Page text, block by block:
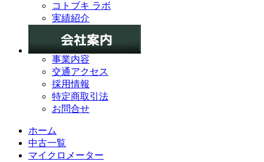
コトブキ ラボ
実績紹介
事業内容
交通アクセス
採用情報
特定商取引法
お問合せ
ホーム
中古一覧
マイクロメーター